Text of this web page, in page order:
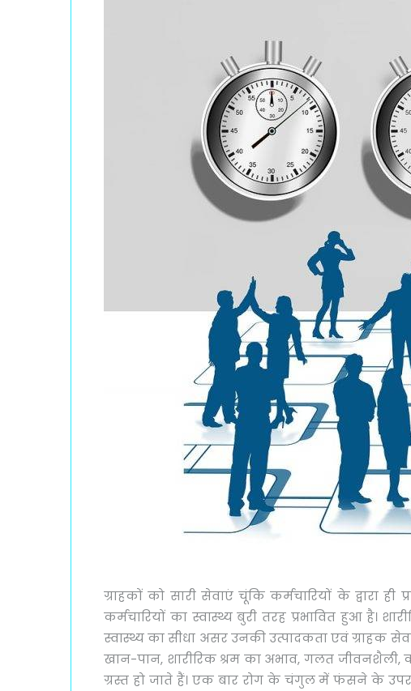
ग्राहकों को सारी सेवाएं चूंकि कर्मचारियों के द्वारा
कर्मचारियों का स्वास्थ्य बुरी तरह प्रभावित हुआ है।
स्वास्थ्य का सीधा असर उनकी उत्पादकता एवं ग्राहक
खान-पान, शारीरिक श्रम का अभाव, गलत
ग्रस्त हो जाते हैं। एक बार रोग के चंगुल में फंसने के